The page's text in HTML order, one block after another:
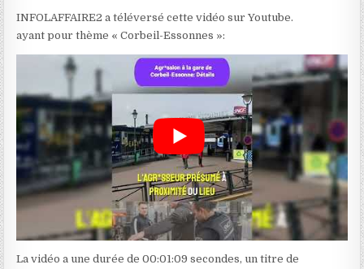
INFOLAFFAIRE2 a téléversé cette vidéo sur Youtube.
ayant pour thème « Corbeil-Essonnes »:
La vidéo a une durée de 00:01:09 secondes, un titre de